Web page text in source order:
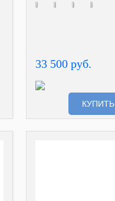
33 500 руб.
КУПИТЬ